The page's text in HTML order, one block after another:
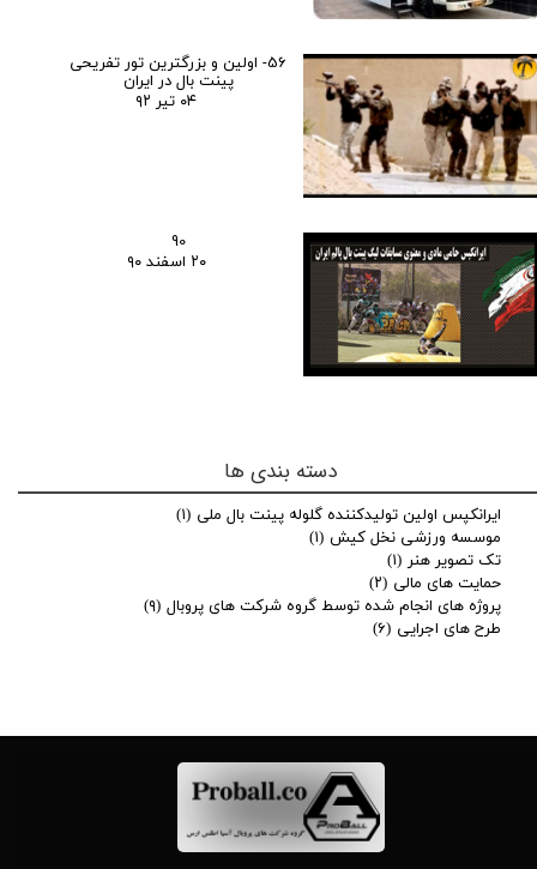
56- اولین و بزرگترین تور تفریحی
پینت بال در ایران
۰۴ تیر ۹۲
90
۲۰ اسفند ۹۰
دسته بندی ها
ایرانکپس اولین تولیدکننده گلوله پینت بال ملی (۱)
موسسه ورزشی نخل کیش (۱)
تک تصویر هنر (۱)
حمایت های مالی (۲)
پروژه های انجام شده توسط گروه شرکت های پروبال (۹)
طرح های اجرایی (۶)